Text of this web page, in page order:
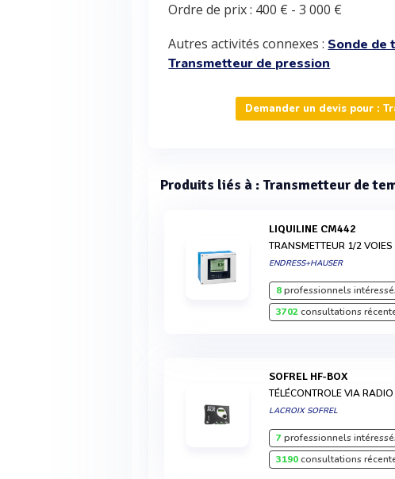
Ordre de prix : 400 € -3 000 €
Autres activités connexes : Sonde de
Transmetteur de pression
Demander un devis pour :
Produits liés à : Transmetteur de
LIQUILINE CM442
TRANSMETTEUR 1/2 VOIES
ENDRESS+HAUSER
8professionnels
3702consultations
SOFREL HF-BOX
TÉLÉCONTROLE VIA RADIO
LACROIX SOFREL
7professionnels
3190consultations